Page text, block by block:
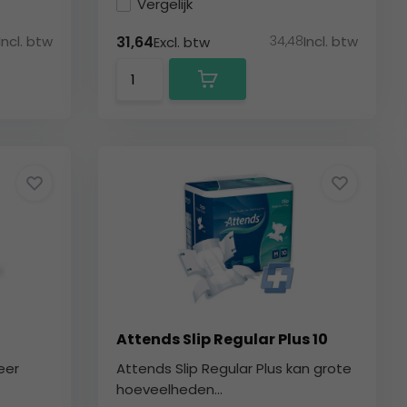
Incl. btw
Vergelijk
31,64Excl. btw 34,48Incl. btw
Attends Slip Regular Plus 10
Attends Slip Regular Plus kan grote
hoeveelheden...